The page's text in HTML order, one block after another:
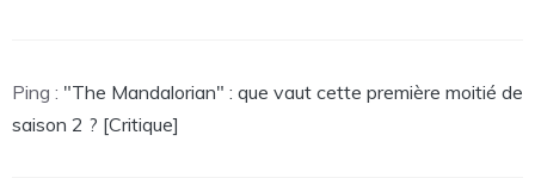
Ping : "The Mandalorian" : que vaut cette première moitié de
saison 2 ? [Critique]